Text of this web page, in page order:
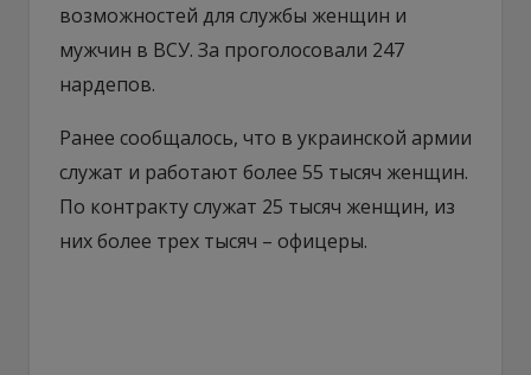
возможностей для службы женщин и
мужчин в ВСУ. За проголосовали 247
нардепов.
Ранее сообщалось, что в украинской армии
служат и работают более 55 тысяч женщин.
По контракту служат 25 тысяч женщин, из
них более трех тысяч – офицеры.